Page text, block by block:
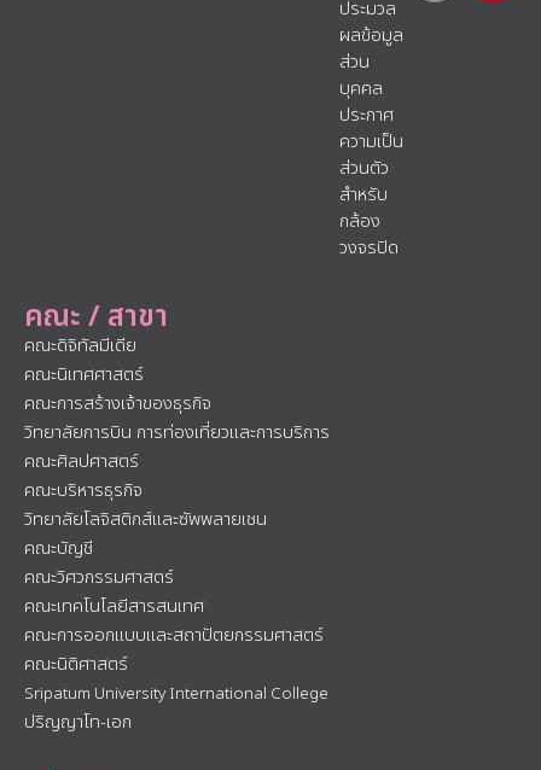
คณะ / สาขา
คณะดิจิทัลมีเดีย
คณะนิเทศศาสตร์
คณะการสร้างเจ้าของธุรกิจ
วิทยาลัยการบิน การท่องเที่ยวและการบริการ
คณะศิลปศาสตร์
คณะบริหารธุรกิจ
วิทยาลัยโลจิสติกส์และซัพพลายเชน
คณะบัญชี
คณะวิศวกรรมศาสตร์
คณะเทคโนโลยีสารสนเทศ
คณะการออกแบบและสถาปัตยกรรมศาสตร์
คณะนิติศาสตร์
Sripatum University International College
ปริญญาโท-เอก
ประมวล
ผลข้อมูล
ส่วน
บุคคล
ประกาศ
ความเป็น
ส่วนตัว
สำหรับ
กล้อง
วงจรปิด